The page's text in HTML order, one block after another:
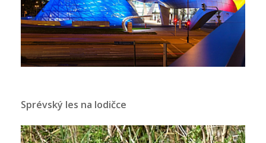
Sprévský les na lodičce